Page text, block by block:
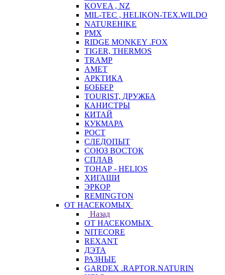
KOVEA , NZ
MIL-TEC , HELIKON-TEX.WILDO
NATUREHIKE
PMX
RIDGE MONKEY .FOX
TIGER, THERMOS
TRAMP
АМЕТ
АРКТИКА
БОББЕР
TOURIST, ДРУЖБА
КАНИСТРЫ
КИТАЙ
КУКМАРА
РОСТ
СЛЕДОПЫТ
СОЮЗ ВОСТОК
СПЛАВ
ТОНАР - HELIOS
ХИГАШИ
ЭРКОР
REMINGTON
ОТ НАСЕКОМЫХ
Назад
ОТ НАСЕКОМЫХ
NITECORE
REXANT
ДЭТА
РАЗНЫЕ
GARDEX .RAPTOR.NATURIN